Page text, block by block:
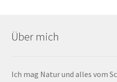
Über mich
Ich mag Natur und alles vom